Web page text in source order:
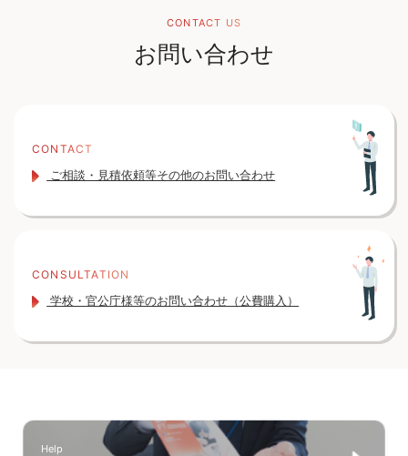
CONTACT US
お問い合わせ
CONTACT
ご相談・見積依頼等その他のお問い合わせ
CONSULTATION
学校・官公庁様等のお問い合わせ（公費購入）
Help